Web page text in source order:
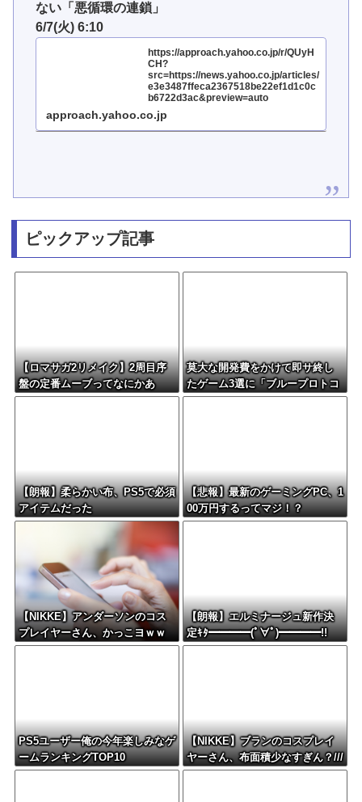
ない「悪循環の連鎖」
6/7(火) 6:10
https://approach.yahoo.co.jp/r/QUyH
CH?
src=https://news.yahoo.co.jp/articles/
e3e3487ffeca2367518be22ef1d1c0c
b6722d3ac&preview=auto
approach.yahoo.co.jp
ピックアップ記事
【ロマサガ2リメイク】2周目序
盤の定番ムーブってなにかあ
る？
莫大な開発費をかけて即サ終し
たゲーム3選に「ブループロトコ
ル」「バビロン」「コンコー
【朗報】柔らかい布、PS5で必須
アイテムだった
【悲報】最新のゲーミングPC、1
00万円するってマジ！？
【NIKKE】アンダーソンのコス
プレイヤーさん、かっこヨｗｗ
ｗｗｗｗ
【朗報】エルミナージュ新作決
定ｷﾀ━━━━(ﾟ∀ﾟ)━━━━!!
PS5ユーザー俺の今年楽しみなゲ
ームランキングTOP10
【NIKKE】ブランのコスプレイ
ヤーさん、布面積少なすぎん？///